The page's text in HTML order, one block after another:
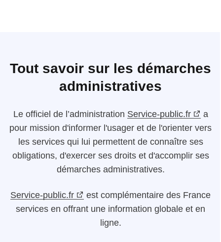
Tout savoir sur les démarches
administratives
Le officiel de l’administration Service-public.fr
a
pour mission d'informer l'usager et de l'orienter vers
les services qui lui permettent de connaître ses
obligations, d'exercer ses droits et d'accomplir ses
démarches administratives.
Service-public.fr
est complémentaire des France
services en offrant une information globale et en
ligne.